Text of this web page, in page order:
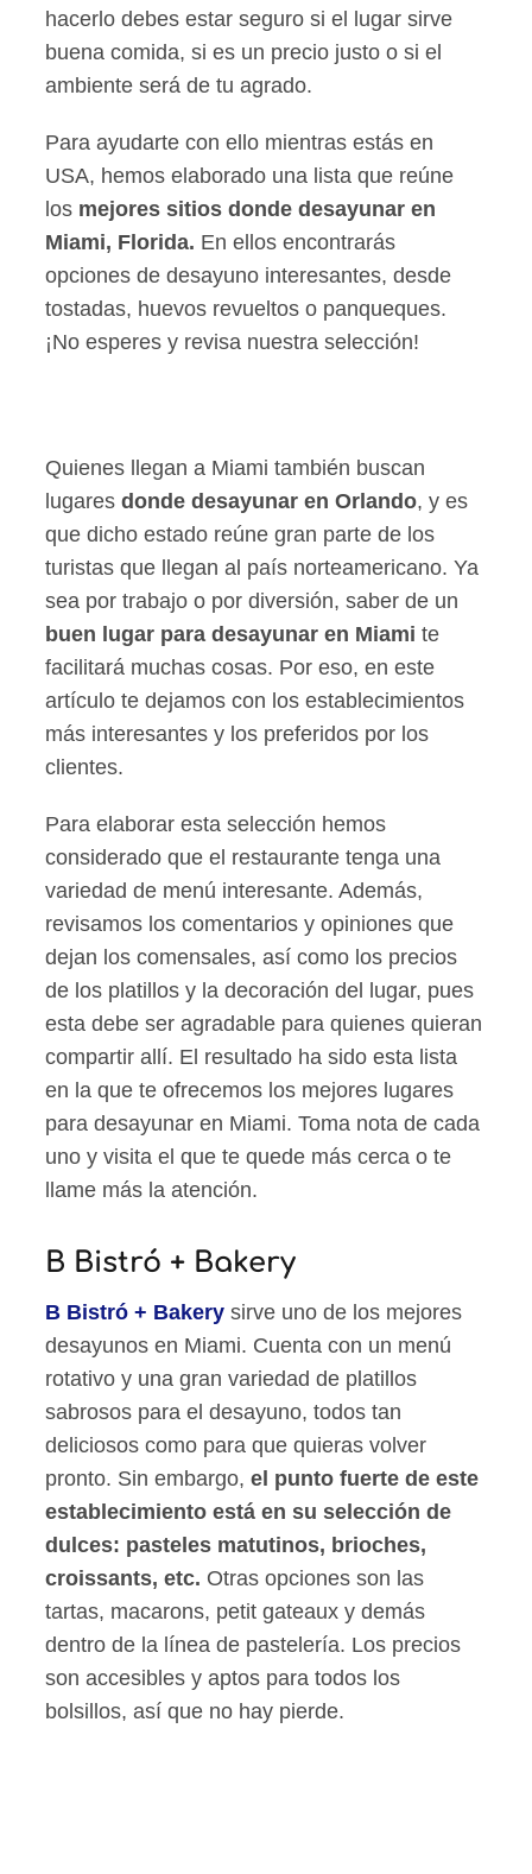
hacerlo debes estar seguro si el lugar sirve
buena comida, si es un precio justo o si el
ambiente será de tu agrado.
Para ayudarte con ello mientras estás en
USA, hemos elaborado una lista que reúne
los mejores sitios donde desayunar en
Miami, Florida. En ellos encontrarás
opciones de desayuno interesantes, desde
tostadas, huevos revueltos o panqueques.
¡No esperes y revisa nuestra selección!
Quienes llegan a Miami también buscan
lugaresdonde desayunar en Orlando, y es
que dicho estado reúne gran parte de los
turistas que llegan al país norteamericano. Ya
sea por trabajo o por diversión, saber de un
buen lugar para desayunar en Miami te
facilitará muchas cosas. Por eso, en este
artículo te dejamos con los establecimientos
más interesantes y los preferidos por los
clientes.
Para elaborar esta selección hemos
considerado que el restaurante tenga una
variedad de menú interesante. Además,
revisamos los comentarios y opiniones que
dejan los comensales, así como los precios
de los platillos y la decoración del lugar, pues
esta debe ser agradable para quienes quieran
compartir allí. El resultado ha sido esta lista
en la que te ofrecemos los mejores lugares
para desayunar en Miami. Toma nota de cada
uno y visita el que te quede más cerca o te
llame más la atención.
B Bistró + Bakery
B Bistró + Bakery sirve uno de los mejores
desayunos en Miami. Cuenta con un menú
rotativo y una gran variedad de platillos
sabrosos para el desayuno, todos tan
deliciosos como para que quieras volver
pronto. Sin embargo,el punto fuerte de este
establecimiento está en su selección de
dulces: pasteles matutinos, brioches,
croissants, etc. Otras opciones son las
tartas, macarons, petit gateaux y demás
dentro de la línea de pastelería. Los precios
son accesibles y aptos para todos los
bolsillos, así que no hay pierde.